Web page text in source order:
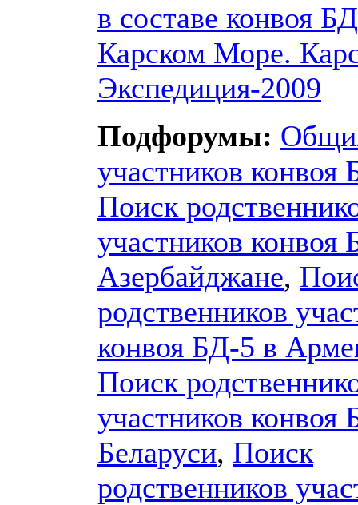
в составе конвоя
Карском Море.
Экспедиция-2009
Подфорумы:
участников конвоя
Поиск
участников конвоя
Азербайджане,
родственников
конвоя БД-5 в
Поиск
участников конвоя
Беларуси, Поиск
родственников